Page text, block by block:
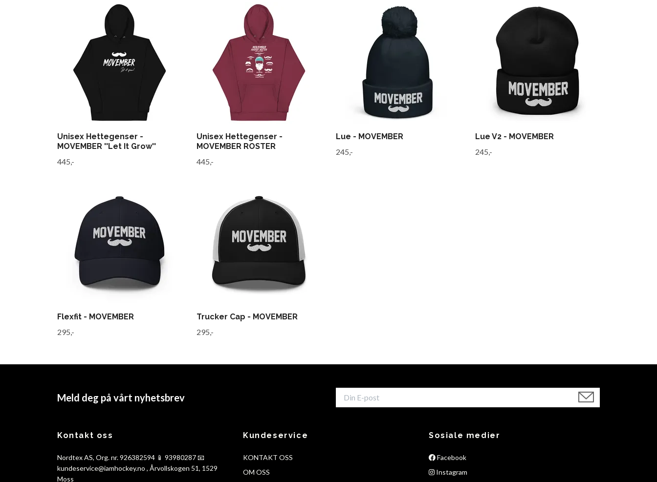
Unisex Hettegenser -
MOVEMBER ''Let It Grow''
445,-
Unisex Hettegenser -
MOVEMBER ROSTER
445,-
Lue - MOVEMBER
245,-
Lue V2 - MOVEMBER
245,-
Flexfit - MOVEMBER
295,-
Trucker Cap - MOVEMBER
295,-
Meld deg på vårt nyhetsbrev
Kontakt oss
Nordtex AS, Org. nr. 926382594 📱 93980287 📧
kundeservice@iamhockey.no , Årvollskogen 51, 1529
Moss
Kundeservice
KONTAKT OSS
OM OSS
Sosiale medier
Facebook
Instagram